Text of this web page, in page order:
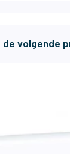
volgende